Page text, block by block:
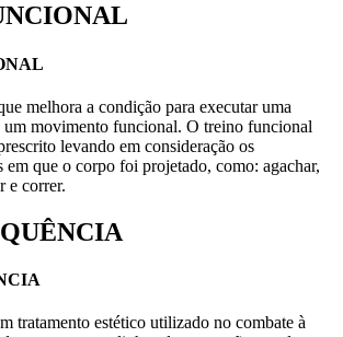
melhora a condição para executar uma
um movimento funcional. O treino funcional
levando em consideração os
em que o corpo foi projetado, como: agachar,
e correr.
tratamento estético utilizado no combate à